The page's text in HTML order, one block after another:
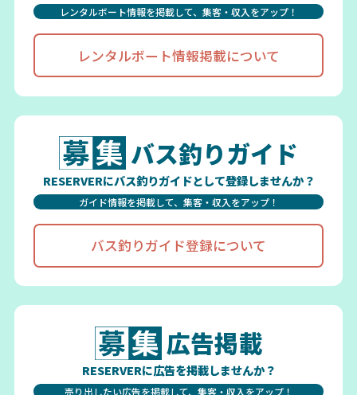
レンタルボート情報を掲載して、集客・収入をアップ！
レンタルボート情報掲載について
バス釣りガイド
RESERVERにバス釣りガイドとして登録しませんか？
ガイド情報を掲載して、集客・収入をアップ！
バス釣りガイド登録について
広告掲載
RESERVERに広告を掲載しませんか？
売り出したい広告を掲載して、集客・収入をアップ！